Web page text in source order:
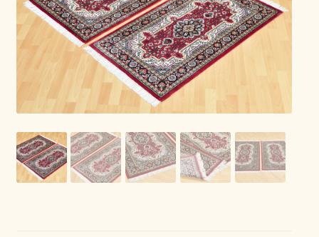
Persas
Modernas
Aubusson
Kilim
Redondas